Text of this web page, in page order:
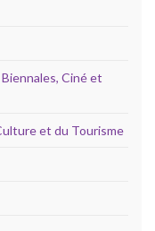
Ciné et
et du Tourisme